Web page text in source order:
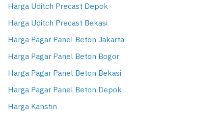
Harga Uditch Precast Depok
Harga Uditch Precast Bekasi
Harga Pagar Panel Beton Jakarta
Harga Pagar Panel Beton Bogor
Harga Pagar Panel Beton Bekasi
Harga Pagar Panel Beton Depok
Harga Kanstin